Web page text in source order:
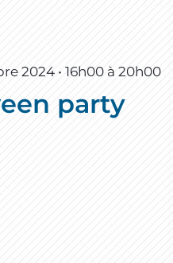
2024 • 16h00 à20h00
party